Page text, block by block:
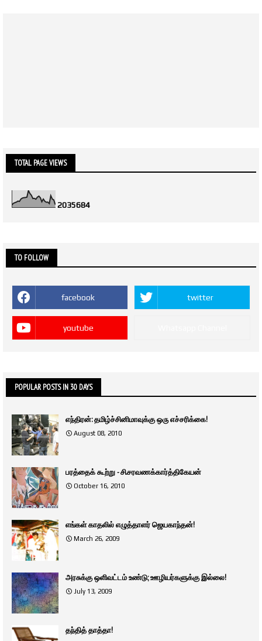
TOTAL PAGE VIEWS
2035684
TO FOLLOW
facebook twitter
youtube
POPULAR POSTS IN 30 DAYS
எந்திரன்: தமிழ்ச்சினிமாவுக்கு ஒரு எச்சரிக்கை!
August 08, 2010
பரத்தைக் கூற்று - சி.சரவணக்கார்த்திகேயன்
October 16, 2010
எங்கள் காதலில் எழுத்தாளர் ஜெயகாந்தன்!
March 26, 2009
அரசுக்கு ஒளிவட்டம் உண்டு; ஊழியர்களுக்கு இல்லை!
July 13, 2009
தந்தித் தாத்தா!